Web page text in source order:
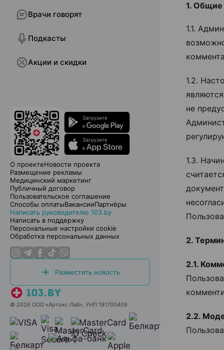
Врачи говорят
Подкасты
Акции и скидки
О проектеНовости проекта
Размещение рекламы
Медицинский маркетинг
Публичный договор
Пользовательское соглашение
Способы оплатыВакансииПартнёры
Написать руководителю 103.by
Написать в поддержку
Персональные настройки cookie
Обработка персональных данных
Разместить новость
© 2026 ООО «Артокс Лаб», УНП 191700409
1.
1.1.
1.2.
не
1.3.
2.
2.1.
2.2.